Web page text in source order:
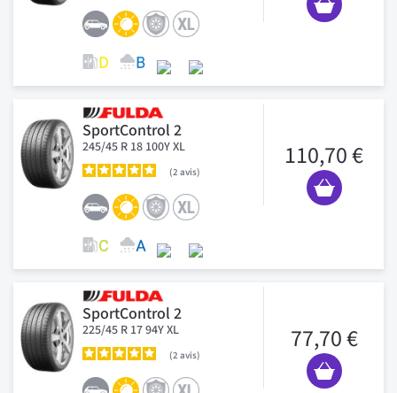
SportControl 2
245/45 R 18 100Y XL
2 avis
110,70 €
SportControl 2
225/45 R 17 94Y XL
2 avis
77,70 €